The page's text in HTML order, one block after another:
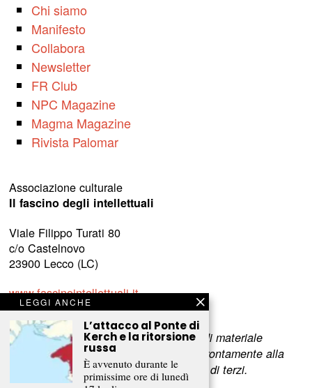
Chi siamo
Manifesto
Collabora
Newsletter
FR Club
NPC Magazine
Magma Magazine
Rivista Palomar
Associazione culturale
Il fascino degli intellettuali
Viale Filippo Turati 80
c/o Castelnovo
23900 Lecco (LC)
www.fascinointellettuali.it
info[at]fascinointellettuali.it
Per segnalare eventuali errori nell’uso di materiale
riservato,scriveteci e provvederemo prontamente alla
rimozione del materiale lesivo dei diritti di terzi.
LEGGI ANCHE
L’attacco al Ponte di
Kerch e la ritorsione
russa
È avvenuto durante le
primissime ore di lunedì